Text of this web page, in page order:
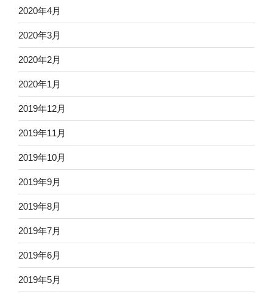
2020年4月
2020年3月
2020年2月
2020年1月
2019年12月
2019年11月
2019年10月
2019年9月
2019年8月
2019年7月
2019年6月
2019年5月